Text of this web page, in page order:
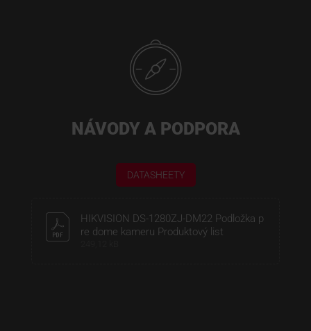
NÁVODY A PODPORA
DATASHEETY
HIKVISION DS-1280ZJ-DM22 Podložka p
re dome kameru Produktový list